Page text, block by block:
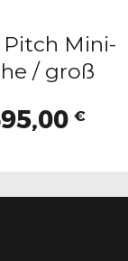
Mini-
/ groß
€